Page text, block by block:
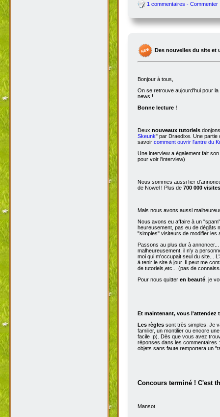
1 commentaires - Commenter
Des nouvelles du site
Bonjour à tous,
On se retrouve aujourd'hui pour
news !
Bonne lecture !
Deux nouveaux tutoriels
Skeunk" par Draedixe. Une partie
savoir comment ouvrir l'antre du
Une interview a également fait
pour voir l'interview)
Nous sommes aussi fier
de Nowel ! Plus de 700 000 visites
Mais nous avons aussi
Nous avons eu affaire à un
heureusement, pas eu de dégâts
"simples" visiteurs de modifier
Passons au plus dur à
malheureusement, il n'y a
moi qui m'occupait seul du site...
à tenir le site à jour. Il peut me
de tutoriels,etc... (pas de
Pour nous quitter en beauté, je
Et maintenant, vous l'attendez
Les règles sont très simples. Je
familier, un montilier ou encore
facile :p). Dès que vous avez
réponses dans les commentaires
objets sans faute remportera un
Concours terminé ! C'est
Mansot